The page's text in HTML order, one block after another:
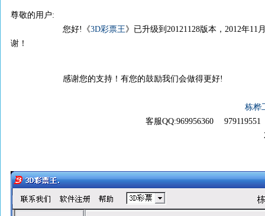
尊敬的用户:
您好!《3D彩票王》已升级到20121128版本， 2012年11
谢！
感谢您的支持！有您的鼓励我们会做得更好!
栋桦
客服QQ:969956360 979119551 邮箱
2012年11月